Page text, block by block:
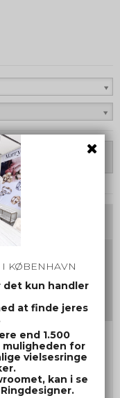
symbol)
symbol)
I KØBENHAVN
det kun handler
at finde jeres
end 1.500
muligheden for
vielsesringe
kan i se